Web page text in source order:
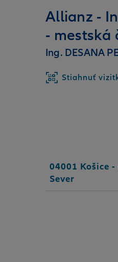
Allianz -
- mestská
Ing. DESANA
Stiahnuť
04001 Košice
Sever